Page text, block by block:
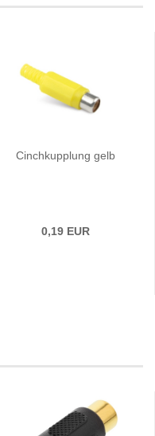
Cinchkupplung gelb
0,19 EUR